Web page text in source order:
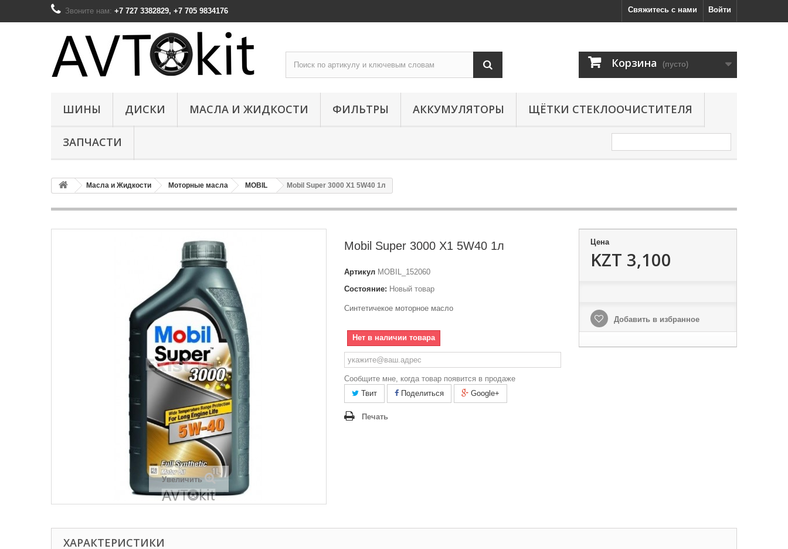
Войти
Свяжитесь с нами
Звоните нам: +7 727 3382829, +7 705 9834176
Корзина (пусто)
ШИНЫ ДИСКИ МАСЛА И ЖИДКОСТИ ФИЛЬТРЫ АККУМУЛЯТОРЫ ЩЁТКИ СТЕКЛООЧИСТИТЕЛЯ
ЗАПЧАСТИ
Масла и Жидкости Моторные масла MOBIL Mobil Super 3000 X1 5W40 1л
Увеличить
Mobil Super 3000 X1 5W40 1л
Артикул MOBIL_152060
Состояние: Новый товар
Синтетичекое моторное масло
Нет в наличии товара
Сообщите мне, когда товар появится в продаже
Твит
Поделиться Google+
Печать
Цена
KZT 3,100
Добавить в избранное
ХАРАКТЕРИСТИКИ